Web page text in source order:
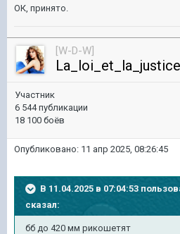
ОК, принято.
[W-D-W]
La_loi_et_la_justice
Участник
6 544 публикации
18 100 боёв
Опубликовано: 11 апр 2025, 08:26:45
В 11.04.2025 в 07:04:53
сказал:
бб до 420 мм рикошетят